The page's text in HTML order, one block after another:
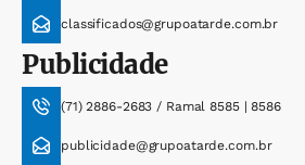
classificados@grupoatarde.com.br
Publicidade
(71) 2886-2683 / Ramal 8585 | 8586
publicidade@grupoatarde.com.br